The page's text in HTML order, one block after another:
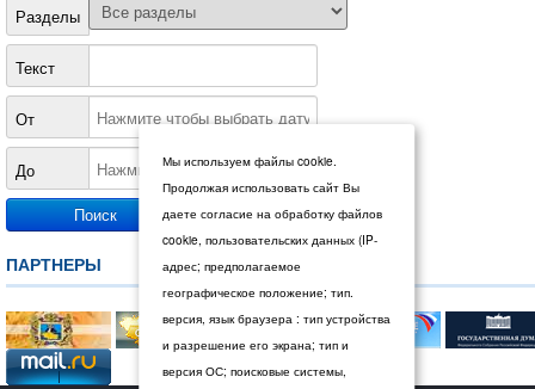
Разделы
Текст
От
До
ПАРТНЕРЫ
Мы используем файлы cookie.
Продолжая использовать сайт Вы
даете согласие на обработку файлов
cookie, пользовательских данных (IP-
адрес; предполагаемое
географическое положение; тип.
версия, язык браузера : тип устройства
и разрешение его экрана; тип и
версия ОС; поисковые системы,